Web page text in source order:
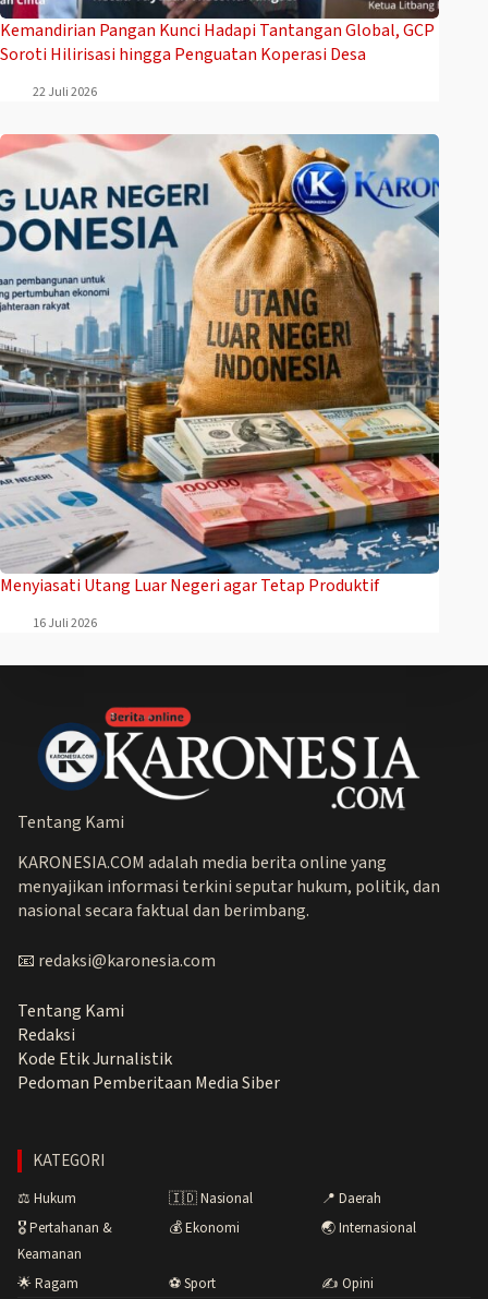
Kemandirian Pangan Kunci Hadapi Tantangan Global, GCP
Soroti Hilirisasi hingga Penguatan Koperasi Desa
22 Juli 2026
Menyiasati Utang Luar Negeri agar Tetap Produktif
16 Juli 2026
Tentang Kami
KARONESIA.COM adalah media berita online yang
menyajikan informasi terkini seputar hukum, politik, dan
nasional secara faktual dan berimbang.
📧 redaksi@karonesia.com
Tentang Kami
Redaksi
Kode Etik Jurnalistik
Pedoman Pemberitaan Media Siber
KATEGORI
⚖️ Hukum 🇮🇩 Nasional
📍 Daerah
🎖️ Pertahanan &
Keamanan
💰 Ekonomi 🌏 Internasional
🌟 Ragam ⚽ Sport ✍️ Opini